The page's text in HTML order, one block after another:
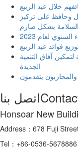
وحافظ على تركيز
آفاق التنمية
الجديدة
اتصل بنا
Honsoar New
Address：678 Fuji
Tel：+86-0536-5678886